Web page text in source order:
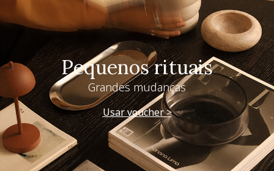
Pequenos rituais
Grandes mudanças
Usar voucher >